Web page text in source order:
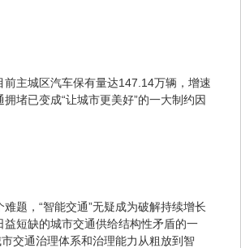
主城区汽车保有量达147.14万辆，增速
堵已变成“让城市更美好”的一大制约因
，“智能交通”无疑成为破解持续增长
益短缺的城市交通供给结构性矛盾的一
交通治理体系和治理能力从粗放到智